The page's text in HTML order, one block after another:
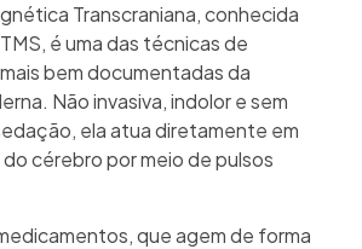
Transcraniana, conhecida
é uma das técnicas de
mais bem documentadas da
Não invasiva, indolor e sem
ela atua diretamente em
cérebro por meio de pulsos
que agem de forma